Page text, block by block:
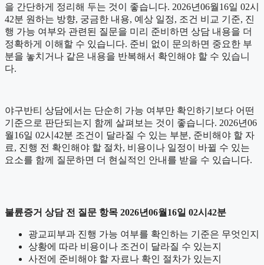
을 간단하게 정리해 두는 것이 좋습니다. 2026년06월16일 02시
42분 원하는 방향, 궁금한 내용, 예상 일정, 조건 비교 기준, 진
행 가능 여부와 관련된 질문을 미리 준비하면 상담 내용을 더
정확하게 이해할 수 있습니다. 준비 없이 문의하면 중요한 부
분을 놓치거나 같은 내용을 반복해서 확인해야 할 수 있습니
다.
야구반티 상담에서는 단순히 가능 여부만 확인하기보다 어떤
기준으로 판단되는지 함께 살펴보는 것이 좋습니다. 2026년06
월16일 02시42분 조건이 달라질 수 있는 부분, 준비해야 할 자
료, 진행 전 확인해야 할 절차, 비용이나 일정이 바뀔 수 있는
요소를 함께 질문하면 더 현실적인 안내를 받을 수 있습니다.
불륜증거 상담 전 질문 항목 2026년06월16일 02시42분
광교피부과 진행 가능 여부를 확인하는 기준은 무엇인지
상황에 따라 비용이나 조건이 달라질 수 있는지
사전에 준비해야 할 자료나 확인 절차가 있는지